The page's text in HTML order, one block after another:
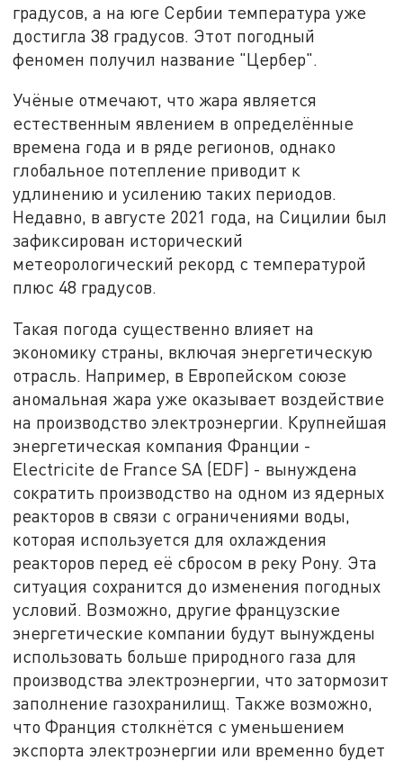
градусов, а на юге Сербии температура уже
достигла 38 градусов. Этот погодный
феномен получил название "Цербер".
Учёные отмечают, что жара является
естественным явлением в определённые
времена года и в ряде регионов, однако
глобальное потепление приводит к
удлинению и усилению таких периодов.
Недавно, в августе 2021 года, на Сицилии был
зафиксирован исторический
метеорологический рекорд с температурой
плюс 48 градусов.
Такая погода существенно влияет на
экономику страны, включая энергетическую
отрасль. Например, в Европейском союзе
аномальная жара уже оказывает воздействие
на производство электроэнергии. Крупнейшая
энергетическая компания Франции -
Electricite de France SA (EDF) - вынуждена
сократить производство на одном из ядерных
реакторов в связи с ограничениями воды,
которая используется для охлаждения
реакторов перед её сбросом в реку Рону. Эта
ситуация сохранится до изменения погодных
условий. Возможно, другие французские
энергетические компании будут вынуждены
использовать больше природного газа для
производства электроэнергии, что затормозит
заполнение газохранилищ. Также возможно,
что Франция столкнётся с уменьшением
экспорта электроэнергии или временно будет